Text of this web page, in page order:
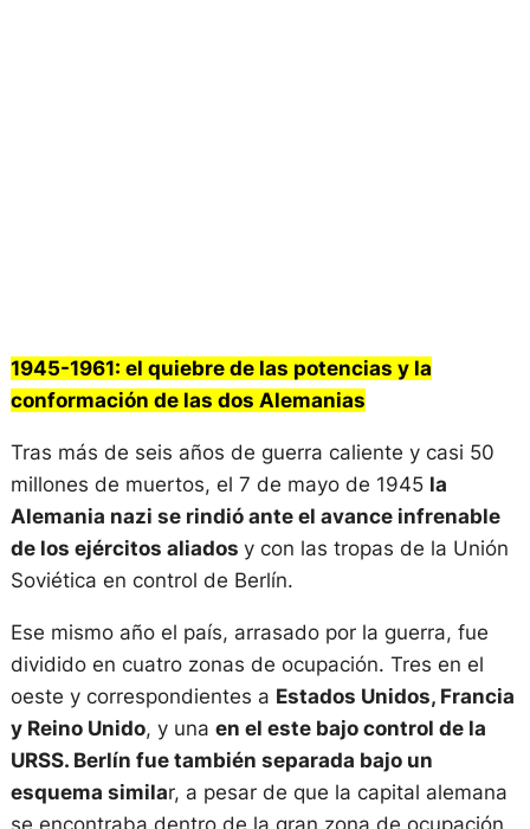
1945-1961: el quiebre de las potencias y la
conformación de las dos Alemanias
Tras más de seis años de guerra caliente y casi 50
millones de muertos, el 7 de mayo de 1945 la
Alemania nazi se rindió ante el avance infrenable
de los ejércitos aliados y con las tropas de la Unión
Soviética en control de Berlín.
Ese mismo año el país, arrasado por la guerra, fue
dividido en cuatro zonas de ocupación. Tres en el
oeste y correspondientes a Estados Unidos, Francia
y Reino Unido, y una en el este bajo control de la
URSS. Berlín fue también separada bajo un
esquema similar, a pesar de que la capital alemana
se encontraba dentro de la gran zona de ocupación